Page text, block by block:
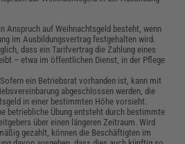
Anspruch auf Weihnachtsgeld besteht, wenn
im Ausbildungsvertrag festgehalten wird.
dass ein Tarifvertrag die Zahlung eines
– etwa im öffentlichen Dienst, in der Pflege
Sofern ein Betriebsrat vorhanden ist, kann mit
abgeschlossen werden, die
in einer bestimmten Höhe vorsieht.
betriebliche Übung entsteht durch bestimmte
über einen längeren Zeitraum. Wird
gezahlt, können die Beschäftigten im